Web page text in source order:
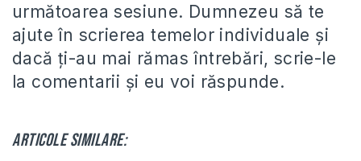
următoarea sesiune. Dumnezeu să te
ajute în scrierea temelor individuale și
dacă ți-au mai rămas întrebări, scrie-le
la comentarii și eu voi răspunde.
Articole similare: